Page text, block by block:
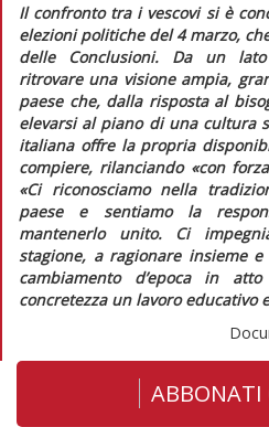
Il confronto tra i vescovi si è
elezioni politiche del 4 marzo,
delle
Conclusioni. Da un lato
ritrovare una visione ampia,
paese che, dalla risposta al
elevarsi al piano di una cultura
italiana offre la propria
compiere, rilanciando «con
«Ci riconosciamo nella
paese e sentiamo la
mantenerlo unito. Ci
stagione, a ragionare insieme
cambiamento d’epoca in
concretezza un lavoro educativo
ABBONATI